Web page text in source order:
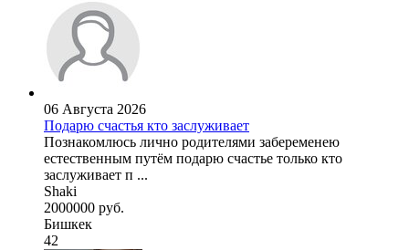
06 Августа 2026
Подарю счастья кто заслуживает
Познакомлюсь лично родителями забеременею
естественным путём подарю счастье только кто
заслуживает п ...
Shaki
2000000 руб.
Бишкек
42